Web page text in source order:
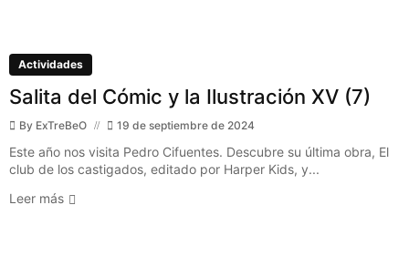
Actividades
Salita del Cómic y la Ilustración XV (7)
By ExTreBeO 19 de septiembre de 2024
Este año nos visita Pedro Cifuentes. Descubre su última obra, El
club de los castigados, editado por Harper Kids, y...
Leer más